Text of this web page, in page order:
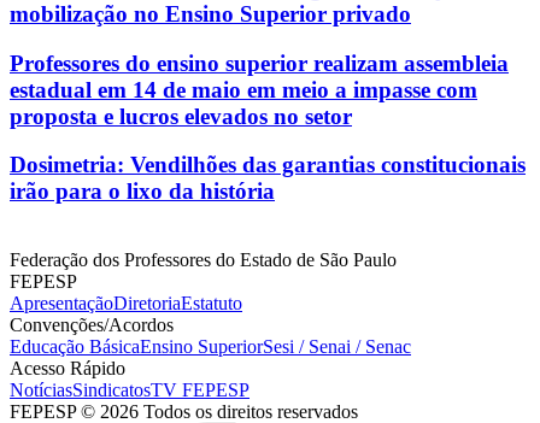
mobilização no Ensino Superior privado
Professores do ensino superior realizam assembleia
estadual em 14 de maio em meio a impasse com
proposta e lucros elevados no setor
Dosimetria: Vendilhões das garantias constitucionais
irão para o lixo da história
Federação dos Professores do Estado de São Paulo
FEPESP
ApresentaçãoDiretoriaEstatuto
Convenções/Acordos
Educação BásicaEnsino SuperiorSesi / Senai / Senac
Acesso Rápido
NotíciasSindicatosTV FEPESP
FEPESP © 2026 Todos os direitos reservados